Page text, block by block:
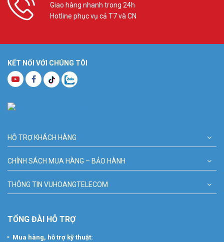
Giao hàng nhanh trong 24h
Hotline phục vụ cả T7 và CN
KẾT NỐI VỚI CHÚNG TÔI
HỖ TRỢ KHÁCH HÀNG
CHÍNH SÁCH MUA HÀNG – BẢO HÀNH
THÔNG TIN VUHOANGTELECOM
TỔNG ĐÀI HỖ TRỢ
Mua hàng, hỗ trợ kỹ thuật: